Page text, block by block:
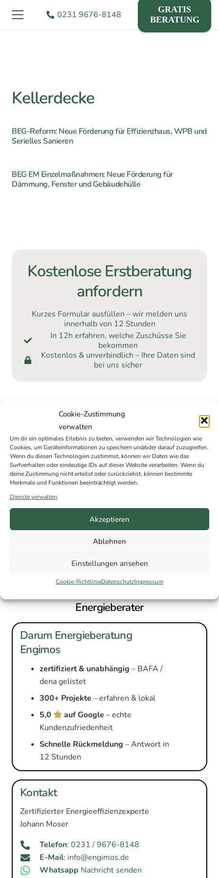
Cookie-Zustimmung
verwalten
Um dir ein optimales Erlebnis zu bieten, verwenden wir Technologien wie
Cookies, um Geräteinformationen zu speichern und/oder darauf zuzugreifen.
Wenn du diesen Technologien zustimmst, können wir Daten wie das
Surfverhalten oder eindeutige IDs auf dieser Website verarbeiten. Wenn du
deine Zustimmung nicht erteilst oder zurückziehst, können bestimmte
Merkmale und Funktionen beeinträchtigt werden.
Dienste verwalten
Akzeptieren
Ablehnen
Einstellungen ansehen
Cookie-RichtlinieDatenschutzImpressum
0231 9676-8148
GRATIS
BERATUNG
Kellerdecke
BEG-Reform: Neue Förderung für Effizienzhaus, WPB und
Serielles Sanieren
BEG EM Einzelmaßnahmen: Neue Förderung für
Dämmung, Fenster und Gebäudehülle
Kostenlose Erstberatung
anfordern
Kurzes Formular ausfüllen – wir melden uns
innerhalb von 12 Stunden
In 12h erfahren, welche Zuschüsse Sie
bekommen
Kostenlos & unverbindlich – Ihre Daten sind
bei uns sicher
Ihr Ansprechpartner
Energieberater
Darum Energieberatung
Engimos
zertifiziert & unabhängig – BAFA /
dena gelistet
300+ Projekte – erfahren & lokal
5,0
auf Google – echte
Kundenzufriedenheit
Schnelle Rückmeldung – Antwort in
12 Stunden
Kontakt
Zertifizierter Energieeffizienzexperte
Johann Moser
Telefon: 0231 / 9676-8148
E-Mail: info@engimos.de
Whatsapp Nachricht senden